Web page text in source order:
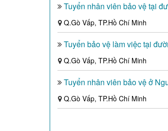
Tuyển nhân viên bảo vệ tại
Q.Gò Vấp, TP.Hồ Chí Minh
Tuyển bảo vệ làm việc tại
Q.Gò Vấp, TP.Hồ Chí Minh
Tuyển nhân viên bảo vệ ở
Q.Gò Vấp, TP.Hồ Chí Minh